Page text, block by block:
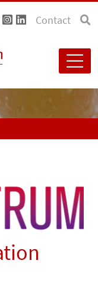
Contact